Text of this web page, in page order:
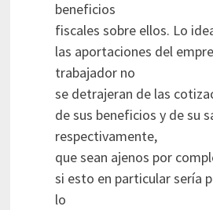
beneficios
fiscales sobre ellos. Lo
las aportaciones del
trabajador no
se detrajeran de las
de sus beneficios y de su
respectivamente,
que sean ajenos por
si esto en particular sería
lo